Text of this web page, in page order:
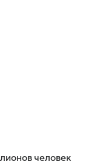
человек